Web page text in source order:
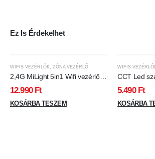
Ez Is Érdekelhet
WIFIS VEZÉRLŐK ZÓNA VEZÉRLŐ
2,4G MiLight 5in1 Wifi vezérlő
WL5 (3243)
12.990 Ft
KOSÁRBA TESZEM
WIFIS
CCT Led
72W, wifis
5.490 Ft
KOSÁRBA